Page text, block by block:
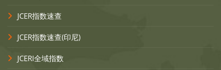
JCER指数速查
JCER指数速查(印尼)
JCERI全域指数